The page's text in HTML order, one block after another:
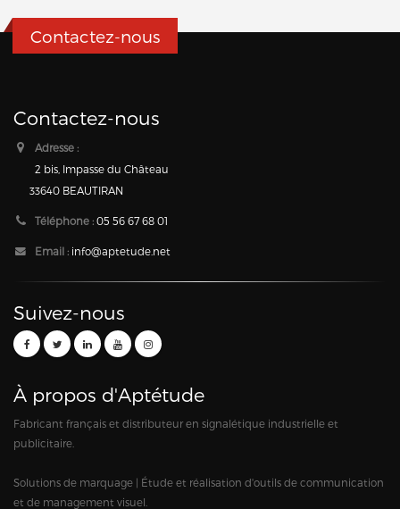
Contactez-nous
Contactez-nous
Adresse :
2 bis, Impasse du Château
33640 BEAUTIRAN
Téléphone : 05 56 67 68 01
Email : info@aptetude.net
Suivez-nous
À propos d'Aptétude
Fabricant français et distributeur en signalétique industrielle et
publicitaire.
Solutions de marquage | Étude et réalisation d'outils de communication
et de management visuel.